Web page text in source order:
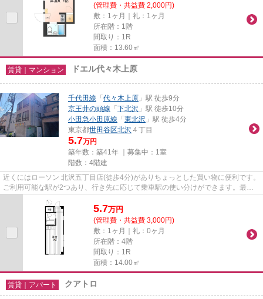
(管理費・共益費 2,000円)
敷：1ヶ月｜礼：1ヶ月
所在階：1階
間取り：1R
面積：13.60㎡
賃貸｜マンション ドエル代々木上原
千代田線 「代々木上原 」駅 徒歩9分
京王井の頭線 「下北沢 」駅 徒歩10分
小田急小田原線 「東北沢 」駅 徒歩4分
東京都世田谷区北沢 ４丁目
5.7万円
築年数：築41年 ｜募集中： 1室
階数：4階建
近くにはローソン 北沢五丁目店(徒歩4分)がありちょっとした買い物に便利です。
ご利用可能な駅が2つあり、行き先に応じて乗車駅の使い分けができます。最上
階のマンションです。メンテ...
5.7万円
(管理費・共益費 3,000円)
敷：1ヶ月｜礼：0ヶ月
所在階：4階
間取り：1R
面積：14.00㎡
賃貸｜アパート クアトロ